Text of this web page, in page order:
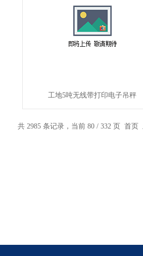
工地5吨无线带打印电子吊秤
共 2985 条记录，当前 80 / 332 页 首页